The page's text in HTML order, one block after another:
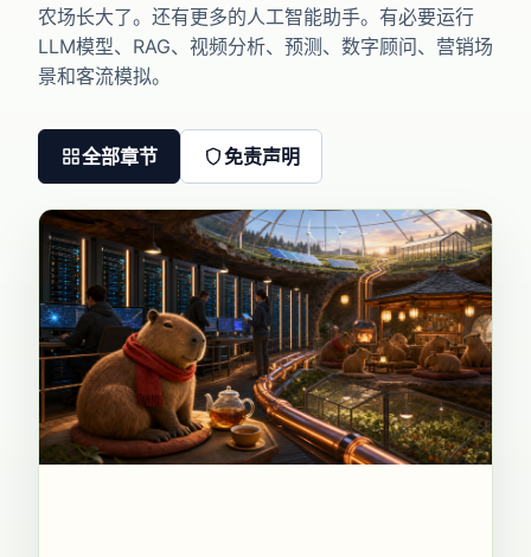
农场长大了。还有更多的人工智能助手。有必要运行
LLM模型、RAG、视频分析、预测、数字顾问、营销场
景和客流模拟。
全部章节 免责声明